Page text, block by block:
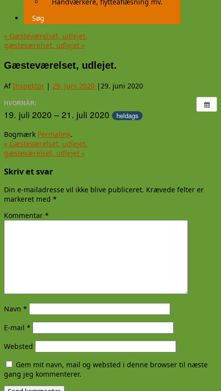
Håndværkere, flytteaflæsning mv.
Søg
« Gæsteværelset, udlejet.
gæsteværelset, udlejet »
Gæsteværelset, udlejet.
AfInspektor | 29. juni 2020 | 29. juni 2020
HVORNÅR:
19. juli 2020 – 21. juli 2020 heldags
Bogmærk Permalink.
« Gæsteværelset, udlejet.
gæsteværelset, udlejet »
Skriv et svar
Din e-mailadresse vil ikke blive publiceret. Krævede felter er
markeret med *
Kommentar *
Navn *
E-mail *
Websted
Gem mit navn, mail og websted i denne browser til næste
gang jeg kommenterer.